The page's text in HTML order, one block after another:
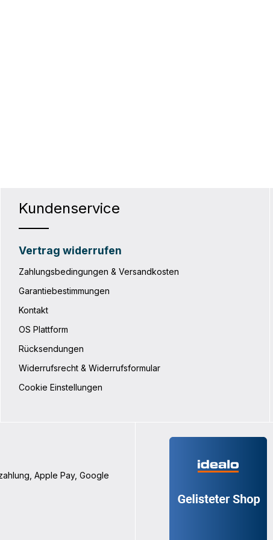
Wert ein oder benutze die
Kundenservice
Vertrag widerrufen
Zahlungsbedingungen & Versandkosten
Garantiebestimmungen
Kontakt
OS Plattform
Rücksendungen
Widerrufsrecht & Widerrufsformular
Cookie Einstellungen
Apple Pay, Google